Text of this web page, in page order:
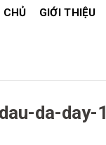
CHỦ GIỚI THIỆU
da-day-1